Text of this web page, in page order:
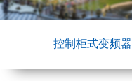
控制柜式变频器